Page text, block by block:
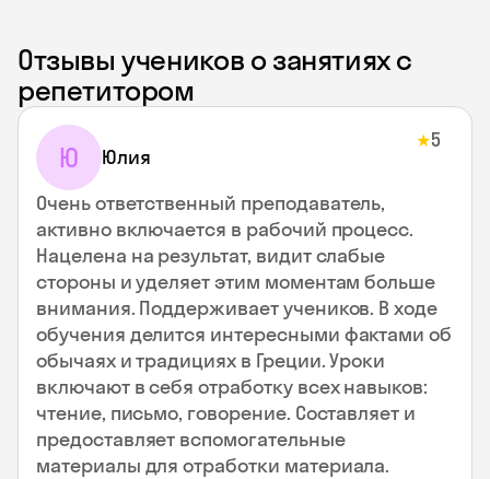
Отзывы учеников о занятиях с
репетитором
Ю Юлия
★5
Очень ответственный преподаватель,
активно включается в рабочий процесс.
Нацелена на результат, видит слабые
стороны и уделяет этим моментам больше
внимания. Поддерживает учеников. В ходе
обучения делится интересными фактами об
обычаях и традициях в Греции. Уроки
включают в себя отработку всех навыков:
чтение, письмо, говорение. Составляет и
предоставляет вспомогательные
материалы для отработки материала.